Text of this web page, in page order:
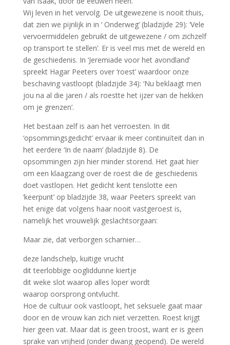
Wij leven in het vervolg. De uitgewezene is nooit thuis,
dat zien we pijnlijk in in ‘ Onderweg’ (bladzijde 29): ‘Vele
vervoermiddelen gebruikt de uitgewezene / om zichzelf
op transport te stellen’. Er is veel mis met de wereld en
de geschiedenis. In ‘Jeremiade voor het avondland’
spreekt Hagar Peeters over ‘roest’ waardoor onze
beschaving vastloopt (bladzijde 34): ‘Nu beklaagt men
jou na al die jaren / als roestte het ijzer van de hekken
om je grenzen’.
Het bestaan zelf is aan het verroesten. In dit
‘opsommingsgedicht’ ervaar ik meer continuïteit dan in
het eerdere ‘In de naam’ (bladzijde 8). De
opsommingen zijn hier minder storend. Het gaat hier
om een klaagzang over de roest die de geschiedenis
doet vastlopen. Het gedicht kent tenslotte een
‘keerpunt’ op bladzijde 38, waar Peeters spreekt van
het enige dat volgens haar nooit vastgeroest is,
namelijk het vrouwelijk geslachtsorgaan:
Maar zie, dat verborgen scharnier…
deze landschelp, kuitige vrucht
dit teerlobbige oogliddunne kiertje
dit weke slot waarop alles loper wordt
waarop oorsprong ontvlucht.
Hoe de cultuur ook vastloopt, het seksuele gaat maar
door en de vrouw kan zich niet verzetten. Roest krijgt
hier geen vat. Maar dat is geen troost, want er is geen
sprake van vrijheid (onder dwang geopend). De wereld